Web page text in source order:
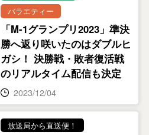
バラエティー
「M-1グランプリ2023」準決
勝へ返り咲いたのはダブルヒ
ガシ！ 決勝戦・敗者復活戦
のリアルタイム配信も決定
2023/12/04
放送局から直送便！